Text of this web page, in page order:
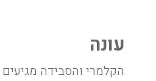
עונה
הקלמרי והסבידה